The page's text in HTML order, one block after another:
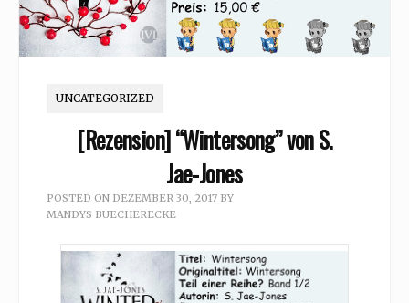
UNCATEGORIZED
[Rezension] “Wintersong” von S.
Jae-Jones
POSTED ON DEZEMBER 30, 2017 BY
MANDYS BUECHERECKE